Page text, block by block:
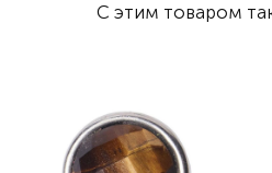
С этим товаром